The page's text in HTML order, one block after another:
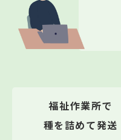
福祉作業所で
種を詰めて発送